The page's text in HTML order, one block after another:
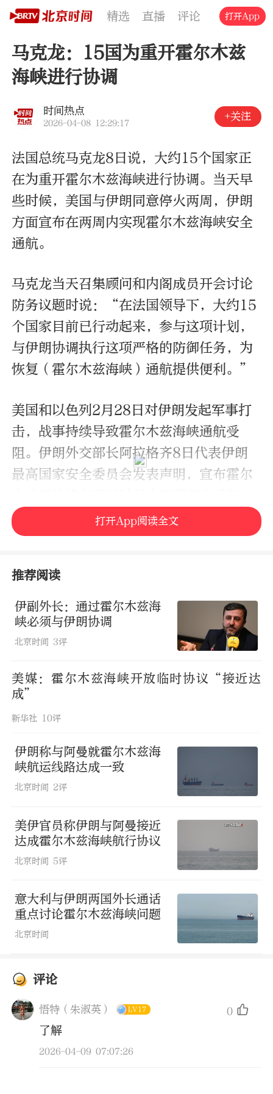
精选 直播 评论 交通 文旅
打开App
马克龙：15国为重开霍尔木兹
海峡进行协调
时间热点
2026-04-08 12:29:17
+关注
法国总统马克龙8日说，大约15个国家正
在为重开霍尔木兹海峡进行协调。当天早
些时候，美国与伊朗同意停火两周，伊朗
方面宣布在两周内实现霍尔木兹海峡安全
通航。
马克龙当天召集顾问和内阁成员开会讨论
防务议题时说：“在法国领导下，大约15
个国家目前已行动起来，参与这项计划，
与伊朗协调执行这项严格的防御任务，为
恢复（霍尔木兹海峡）通航提供便利。”
美国和以色列2月28日对伊朗发起军事打
击，战事持续导致霍尔木兹海峡通航受
阻。伊朗外交部长阿拉格齐8日代表伊朗
最高国家安全委员会发表声明，宣布霍尔
霍尔木兹海峡是全球航运要道，承载全球
然气和化肥运输。
来源：北京日报
打开App阅读全文
推荐阅读
伊副外长：通过霍尔木兹海
峡必须与伊朗协调
北京时间 3评
美媒：霍尔木兹海峡开放临时协议“接近达
成”
新华社 10评
伊朗称与阿曼就霍尔木兹海
峡航运线路达成一致
北京时间 2评
美伊官员称伊朗与阿曼接近
达成霍尔木兹海峡航行协议
北京时间 5评
意大利与伊朗两国外长通话
重点讨论霍尔木兹海峡问题
北京时间
评论
悟特（朱淑英） LV17 0
了解
2026-04-09 07:07:26